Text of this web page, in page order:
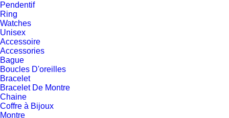
Pendentif
Ring
Watches
Unisex
Accessoire
Accessories
Bague
Boucles D'oreilles
Bracelet
Bracelet De Montre
Chaine
Coffre à Bijoux
Montre